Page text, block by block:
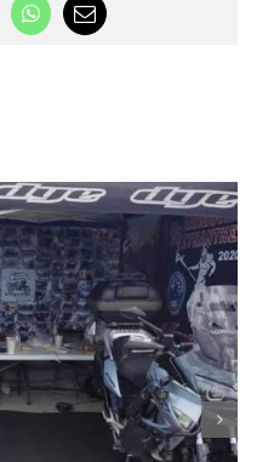
WhatsApp
Email